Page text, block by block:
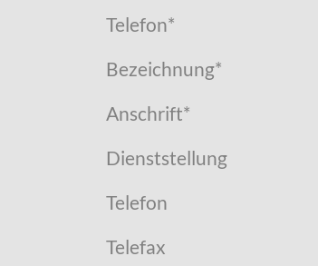
Telefon*
Bezeichnung*
Anschrift*
Dienststellung
Telefon
Telefax